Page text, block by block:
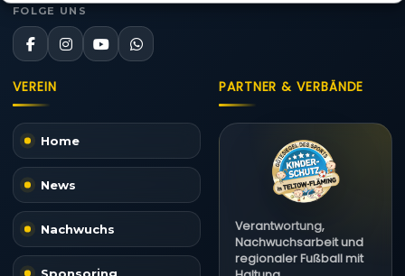
FOLGE UNS
VEREIN
Home
News
Nachwuchs
PARTNER & VERBÄNDE
Verantwortung,
Nachwuchsarbeit und
regionaler Fußball mit